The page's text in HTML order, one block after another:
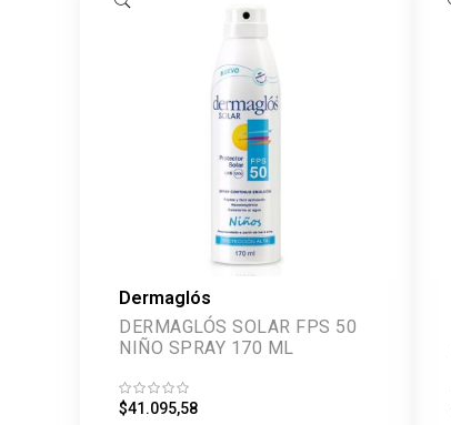
Dermaglós
DERMAGLÓS SOLAR FPS 50
NIÑO SPRAY 170 ML
$41.095,58